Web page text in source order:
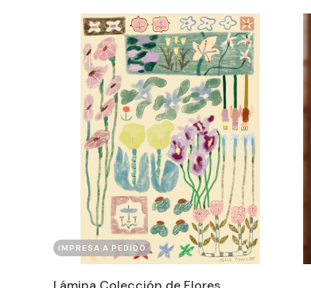
IMPRESA A PEDIDO